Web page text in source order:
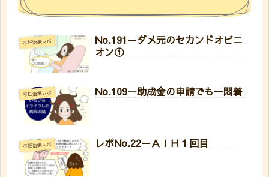
不妊治療レポ
No.191ーダメ元のセカンドオピニ
オン①
不妊治療レポ No.109ー助成金の申請でも一悶着
不妊治療レポ レポNo.22ーＡＩＨ１回目